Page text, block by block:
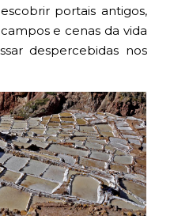
portais antigos,
e cenas da vida
despercebidas nos